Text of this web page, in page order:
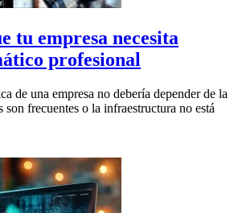
tu empresa necesita
profesional
de una empresa no debería depender de la
son frecuentes o la infraestructura no está